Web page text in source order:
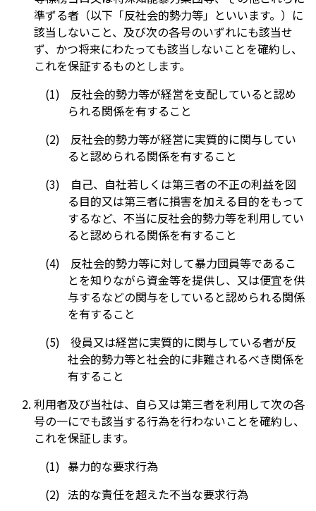
準ずる者（以下「反社会的勢力等」といいます。）に
該当しないこと、及び次の各号のいずれにも該当せ
ず、かつ将来にわたっても該当しないことを確約し、
これを保証するものとします。
反社会的勢力等が経営を支配していると認め
られる関係を有すること
反社会的勢力等が経営に実質的に関与してい
ると認められる関係を有すること
自己、自社若しくは第三者の不正の利益を図
る目的又は第三者に損害を加える目的をもって
するなど、不当に反社会的勢力等を利用してい
ると認められる関係を有すること
反社会的勢力等に対して暴力団員等であるこ
とを知りながら資金等を提供し、又は便宜を供
与するなどの関与をしていると認められる関係
を有すること
役員又は経営に実質的に関与している者が反
社会的勢力等と社会的に非難されるべき関係を
有すること
利用者及び当社は、自ら又は第三者を利用して次の各
号の一にでも該当する行為を行わないことを確約し、
これを保証します。
暴力的な要求行為
法的な責任を超えた不当な要求行為